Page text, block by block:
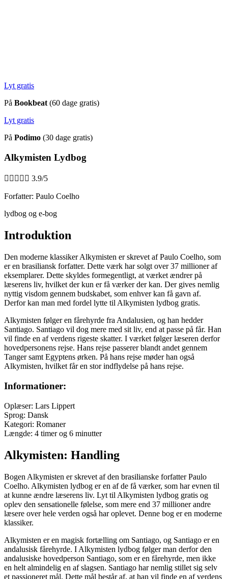
Lyt gratis
På Bookbeat (60 dage gratis)
Lyt gratis
På Podimo (30 dage gratis)
Alkymisten Lydbog
     3.9/5
Forfatter: Paulo Coelho
lydbog og e-bog
Introduktion
Den moderne klassiker Alkymisten er skrevet af Paulo Coelho, som
er en brasiliansk forfatter. Dette værk har solgt over 37 millioner af
eksemplarer. Dette skyldes formegentligt, at værket ændrer på
læserens liv, hvilket der kun er få værker der kan. Der gives nemlig
nyttig visdom gennem budskabet, som enhver kan få gavn af.
Derfor kan man med fordel lytte til Alkymisten lydbog gratis.
Alkymisten følger en fårehyrde fra Andalusien, og han hedder
Santiago. Santiago vil dog mere med sit liv, end at passe på får. Han
vil finde en af verdens rigeste skatter. I værket følger læseren derfor
hovedpersonens rejse. Hans rejse passerer blandt andet gennem
Tanger samt Egyptens ørken. På hans rejse møder han også
Alkymisten, hvilket får en stor indflydelse på hans rejse.
Informationer:
Oplæser: Lars Lippert
Sprog: Dansk
Kategori: Romaner
Længde: 4 timer og 6 minutter
Alkymisten: Handling
Bogen Alkymisten er skrevet af den brasilianske forfatter Paulo
Coelho. Alkymisten lydbog er en af de få værker, som har evnen til
at kunne ændre læserens liv. Lyt til Alkymisten lydbog gratis og
oplev den sensationelle følelse, som mere end 37 millioner andre
læsere over hele verden også har oplevet. Denne bog er en moderne
klassiker.
Alkymisten er en magisk fortælling om Santiago, og Santiago er en
andalusisk fårehyrde. I Alkymisten lydbog følger man derfor den
andalusiske hovedperson Santiago, som er en fårehyrde, men ikke
en helt almindelig en af slagsen. Santiago har nemlig stillet sig selv
et passioneret mål. Dette mål består af, at han vil finde en af verdens